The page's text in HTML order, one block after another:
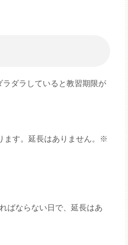
ダラしていると教習期限が
ます。延長はありません。※
ばならない日で、延長はあ